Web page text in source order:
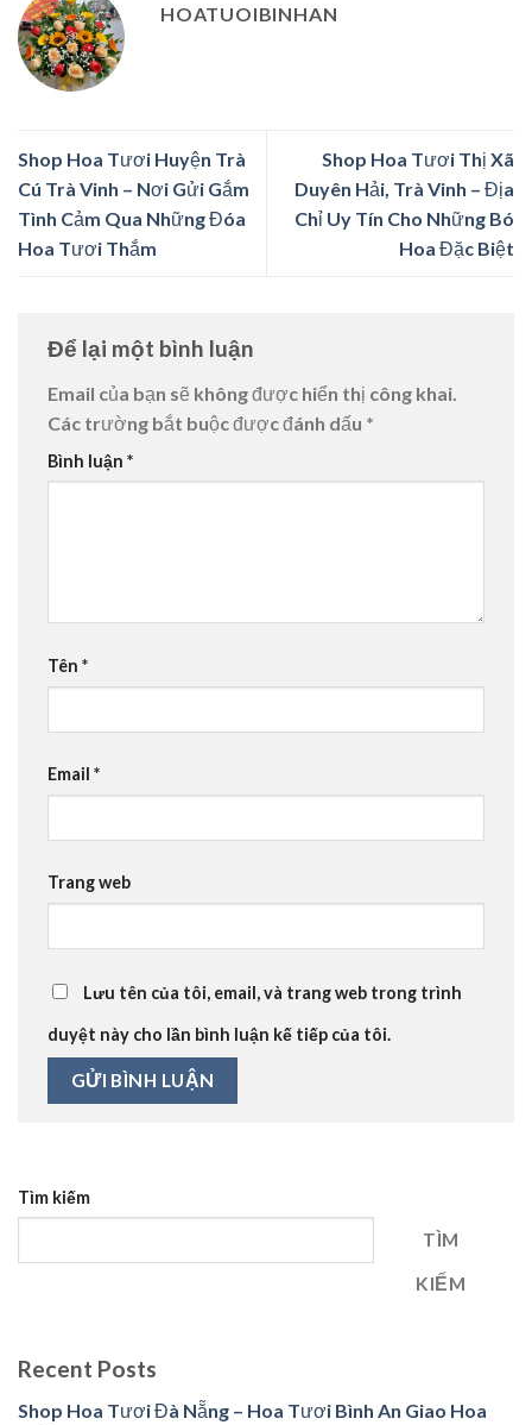
HOATUOIBINHAN
Shop Hoa Tươi Huyện Trà
Cú Trà Vinh – Nơi Gửi Gắm
Tình Cảm Qua Những Đóa
Hoa Tươi Thắm
Shop Hoa Tươi Thị Xã
Duyên Hải, Trà Vinh – Địa
Chỉ Uy Tín Cho Những Bó
Hoa Đặc Biệt
Để lại một bình luận
Email của bạn sẽ không được hiển thị công khai.
Các trường bắt buộc được đánh dấu *
Bình luận *
Tên *
Email *
Trang web
Lưu tên của tôi, email, và trang web trong trình
duyệt này cho lần bình luận kế tiếp của tôi.
Tìm kiếm
TÌM
KIẾM
Recent Posts
Shop Hoa Tươi Đà Nẵng – Hoa Tươi Bình An Giao Hoa